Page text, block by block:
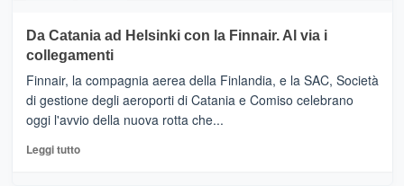
tappe
dell’enoturismo
RANDAZZO
–
Ci
siamo
quasi….
pronti
per
Da Catania ad Helsinki con la Finnair. Al via i
collegamenti
Finnair, la compagnia aerea della Finlandia, e la SAC, Società
di gestione degli aeroporti di Catania e Comiso celebrano
oggi l'avvio della nuova rotta che...
Leggi tuttoLeggi